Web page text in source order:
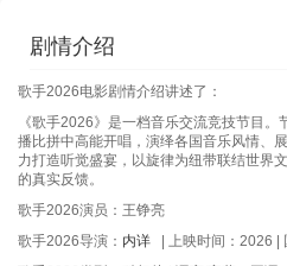
20260610
剧情介绍
歌手2026电影剧情介绍讲述了：
《歌手2026》是一档音乐交流竞技节目
播比拼中高能开唱，演绎各国音乐风情、
力打造听觉盛宴，以旋律为纽带联结世界
的真实反馈。
歌手2026演员：王铮亮
歌手2026导演： 内详 | 上映时间：2026 |